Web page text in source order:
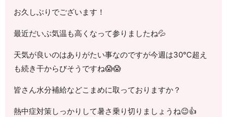
お久しぶりでございます！
最近だいぶ気温も高くなって参りましたね💦
天気が良いのはありがたい事なのですが今週は30℃超え
も続き干からびそうですね😱😱
皆さん水分補給などこまめに取っておりますか？
熱中症対策しっかりして暑さ乗り切りましょうね😉👍